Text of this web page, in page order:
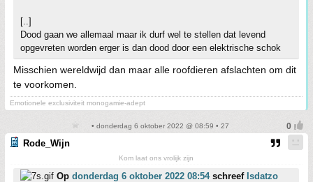
[..]
Dood gaan we allemaal maar ik durf wel te stellen dat levend
opgevreten worden erger is dan dood door een elektrische schok
Misschien wereldwijd dan maar alle roofdieren afslachten om dit
te voorkomen.
Emotionele exclusiviteit monogamie-adept
• donderdag 6 oktober 2022 @ 08:59 • 27
Rode_Wijn
Kom laat ons vrolijk zijn
Op donderdag 6 oktober 2022 08:54schreef Isdatzo